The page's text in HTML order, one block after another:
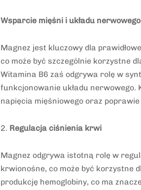
Wsparcie mięśni i układu nerwowego
Magnez jest kluczowy dla
co może być szczególnie korzystne
Witamina B6 zaś odgrywa rolę w
funkcjonowanie układu nerwowego.
napięcia mięśniowego oraz
2. Regulacja ciśnienia krwi
Magnez odgrywa istotną rolę w
krwionośne, co może być korzystne
produkcję hemoglobiny, co ma